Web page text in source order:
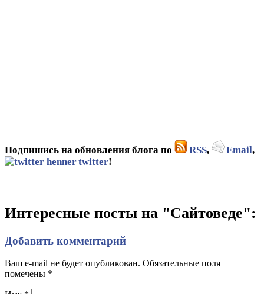
Подпишись на обновления блога по RSS, Email,
twitter!
Интересные посты на "Сайтоведе":
Добавить комментарий
Ваш e-mail не будет опубликован. Обязательные поля
помечены *